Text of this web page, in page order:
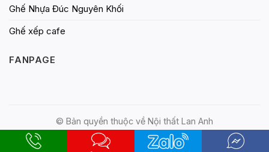
Ghế Nhựa Đúc Nguyên Khối
Ghế xếp cafe
FANPAGE
© Bản quyền thuộc về Nội thất Lan Anh